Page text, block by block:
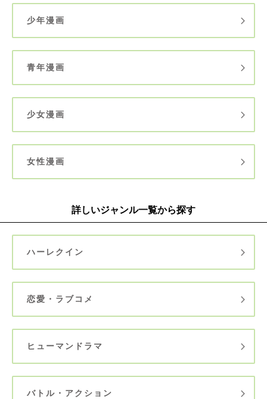
少年漫画
青年漫画
少女漫画
女性漫画
詳しいジャンル一覧から探す
ハーレクイン
恋愛・ラブコメ
ヒューマンドラマ
バトル・アクション